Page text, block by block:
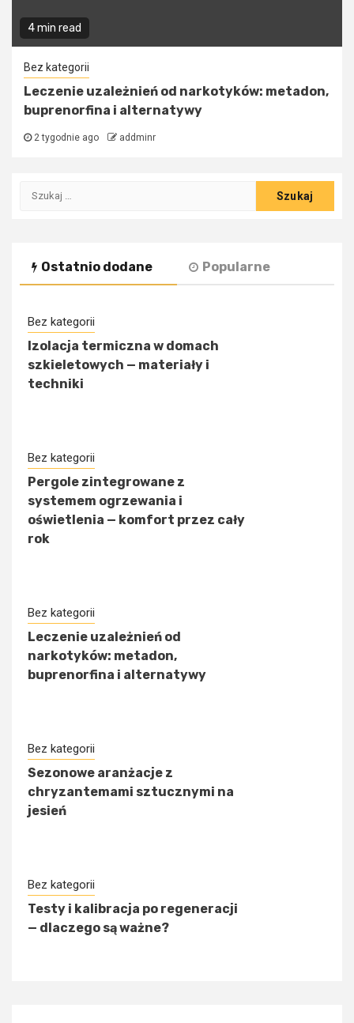
4 min read
Bez kategorii
Leczenie uzależnień od narkotyków: metadon,
buprenorfina i alternatywy
2 tygodnie ago addminr
Szukaj:
Ostatnio dodane Popularne
Bez kategorii
Izolacja termiczna w domach
szkieletowych — materiały i
techniki
Bez kategorii
Pergole zintegrowane z
systemem ogrzewania i
oświetlenia — komfort przez cały
rok
Bez kategorii
Leczenie uzależnień od
narkotyków: metadon,
buprenorfina i alternatywy
Bez kategorii
Sezonowe aranżacje z
chryzantemami sztucznymi na
jesień
Bez kategorii
Testy i kalibracja po regeneracji
— dlaczego są ważne?